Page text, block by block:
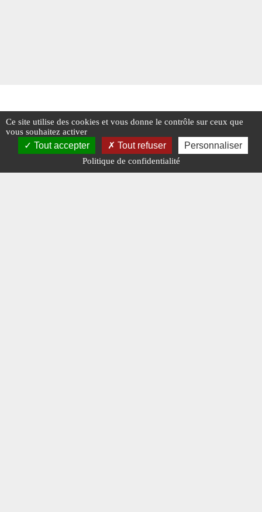
Ce site utilise des cookies et vous donne le contrôle sur ceux que
vous souhaitez activer
Tout accepter Tout refuser Personnaliser
Politique de confidentialité